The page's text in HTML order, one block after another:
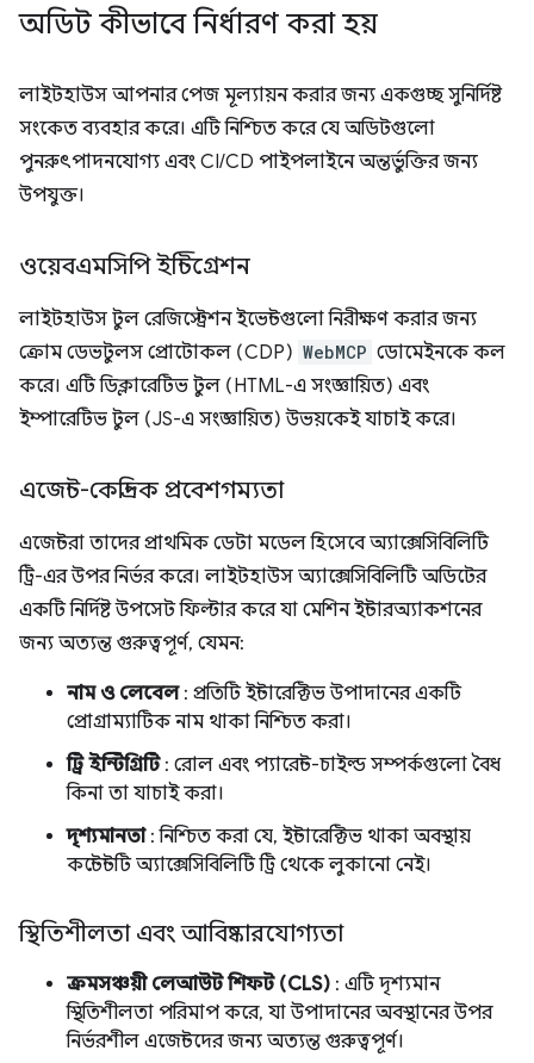
অডিট কীভাবে নির্ধারণ করা হয়
লাইটহাউস আপনার পেজ মূল্যায়ন করার জন্য একগুচ্ছ সুনির্দিষ্ট
সংকেত ব্যবহার করে। এটি নিশ্চিত করে যে অডিটগুলো
পুনরুৎপাদনযোগ্য এবং CI/CD পাইপলাইনে অন্তর্ভুক্তির জন্য
উপযুক্ত।
ওয়েবএমসিপি ইন্টিগ্রেশন
লাইটহাউস টুল রেজিস্ট্রেশন ইভেন্টগুলো নিরীক্ষণ করার জন্য
ক্রোম ডেভটুলস প্রোটোকল (CDP) WebMCP ডোমেইনকে কল
করে। এটি ডিক্লারেটিভ টুল (HTML-এ সংজ্ঞায়িত) এবং
ইম্পারেটিভ টুল (JS-এ সংজ্ঞায়িত) উভয়কেই যাচাই করে।
এজেন্ট-কেন্দ্রিক প্রবেশগম্যতা
এজেন্টরা তাদের প্রাথমিক ডেটা মডেল হিসেবে অ্যাক্সেসিবিলিটি
ট্রি-এর উপর নির্ভর করে। লাইটহাউস অ্যাক্সেসিবিলিটি অডিটের
একটি নির্দিষ্ট উপসেট ফিল্টার করে যা মেশিন ইন্টারঅ্যাকশনের
জন্য অত্যন্ত গুরুত্বপূর্ণ, যেমন:
নাম ও লেবেল: প্রতিটি ইন্টারেক্টিভ উপাদানের একটি
প্রোগ্রাম্যাটিক নাম থাকা নিশ্চিত করা।
ট্রি ইন্টিগ্রিটি: রোল এবং প্যারেন্ট-চাইল্ড সম্পর্কগুলো বৈধ
কিনা তা যাচাই করা।
দৃশ্যমানতা: নিশ্চিত করা যে, ইন্টারেক্টিভ থাকা অবস্থায়
কন্টেন্টটি অ্যাক্সেসিবিলিটি ট্রি থেকে লুকানো নেই।
স্থিতিশীলতা এবং আবিষ্কারযোগ্যতা
ক্রমসঞ্চয়ী লেআউট শিফট (CLS) : এটি দৃশ্যমান
স্থিতিশীলতা পরিমাপ করে, যা উপাদানের অবস্থানের উপর
নির্ভরশীল এজেন্টদের জন্য অত্যন্ত গুরুত্বপূর্ণ।